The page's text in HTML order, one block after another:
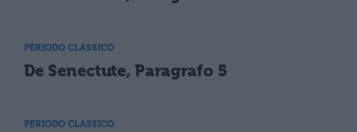
PERIODO CLASSICO
De Senectute, Paragrafo 5
PERIODO CLASSICO